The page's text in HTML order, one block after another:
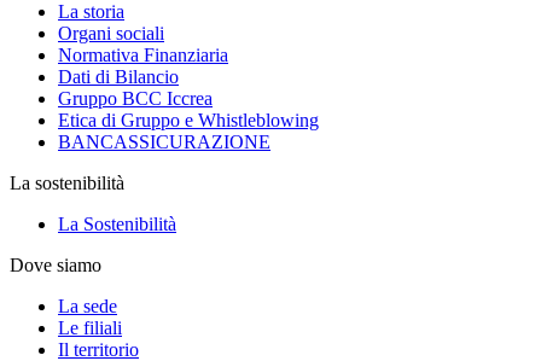
La storia
Organi sociali
Normativa Finanziaria
Dati di Bilancio
Gruppo BCC Iccrea
Etica di Gruppo e Whistleblowing
BANCASSICURAZIONE
La sostenibilità
La Sostenibilità
Dove siamo
La sede
Le filiali
Il territorio